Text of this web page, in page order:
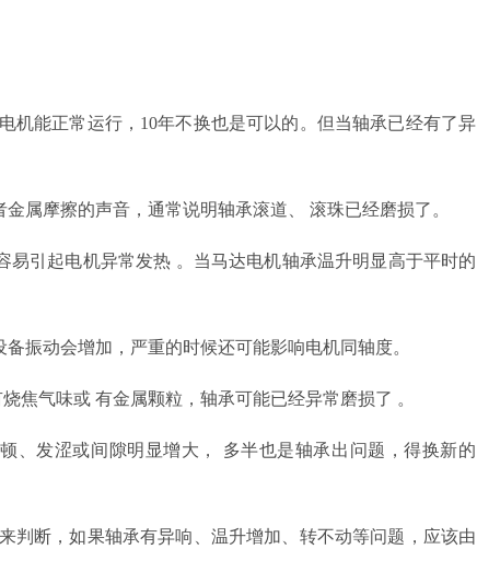
机能正常运行， 10年不换也是可以的。但当轴承已经有了异
金属摩擦的声音 ，通常说明轴承滚道 滚珠已经磨损了 。
易引起电机异常发热 。 当马达电机轴承温升明显高于平时的
备振动会增加，严重的时候还可能影响电机同轴度。
焦气味或 有金属颗粒，轴承可能已经异常磨损了 。
、发涩或间隙明显增大，
多半也是轴承出问题，得换新的
判断，如果轴承有异响、温升增加、转不动等问题，应该由